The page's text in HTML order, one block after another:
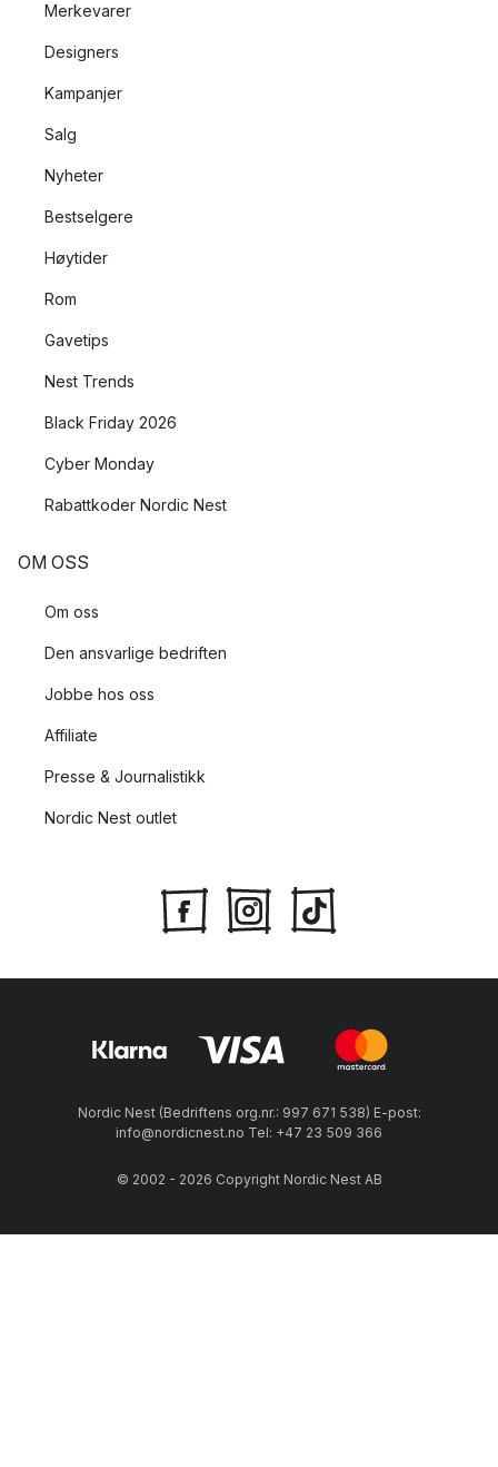
Merkevarer
Designers
Kampanjer
Salg
Nyheter
Bestselgere
Høytider
Rom
Gavetips
Nest Trends
Black Friday 2026
Cyber Monday
Rabattkoder Nordic Nest
OM OSS
Om oss
Den ansvarlige bedriften
Jobbe hos oss
Affiliate
Presse & Journalistikk
Nordic Nest outlet
Nordic Nest (Bedriftens org.nr.: 997 671 538) E-post:
info@nordicnest.no Tel: +47 23 509 366
© 2002 - 2026 Copyright Nordic Nest AB